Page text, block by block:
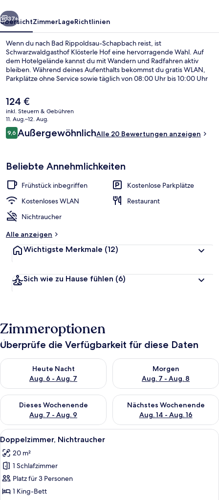
Weiter
37+
ÜbersichtZimmerLageRichtlinien
Wenn du nach Bad Rippoldsau-Schapbach reist, ist
Schwarzwaldgasthof Klösterle Hof eine hervorragende Wahl. Auf
dem Hotelgelände kannst du mit Wandern und Radfahren aktiv
bleiben. Während deines Aufenthalts bekommst du gratis WLAN,
Parkplätze ohne Service sowie täglich von 08:00 Uhr bis 10:00 Uhr
Garten.
Der
aktuelle
Preis
beträgt
124 €.
124 €
inkl. Steuern & Gebühren
11. Aug.–12. Aug.
Bewertungen
9,69,6 von 10.
AußergewöhnlichAlle 20 Bewertungen anzeigen
Beliebte Annehmlichkeiten
Frühstück inbegriffen
Kostenlose Parkplätze
Kostenloses WLAN
Restaurant
Nichtraucher
Alle anzeigen
Wichtigste Merkmale (12)
Sich wie zu Hause fühlen (6)
Zimmeroptionen
Überprüfe die Verfügbarkeit für diese Daten
Heute Nacht
Aug. 6 - Aug. 7
Überprüfe die Verfügbarkeit für heute Nacht, Aug. 6 - Aug. 7.
Morgen
Aug. 7 - Aug. 8
Überprüfe die Verfügbarkeit
Dieses Wochenende
Aug. 7 - Aug. 9
Überprüfe die Verfügbarkeit für dieses Wochenende, Aug. 7
Nächstes Wochenende
Aug. 14 - Aug. 16
Überprüfe die Verfügbarkeit
Alle
Fotos
für
Doppelzimmer,
Nichtraucher
anzeigen
Ein Hotelzimmer mit einem
14
Doppelzimmer, Nichtraucher
20 m²
1 Schlafzimmer
Platz für 3 Personen
1 King-Bett